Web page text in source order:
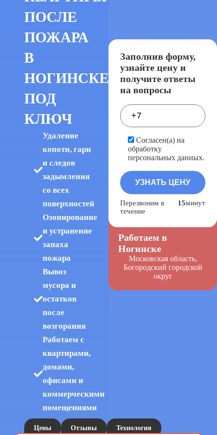
ПОСЛЕ
ПОЖАРА
В
НОГИНСКЕ
ПОД
КЛЮЧ
Удаление
копоти, гари
и следов
задымления
со всех
поверхностей
Озонирование
и устранение
запаха
пожара
Вывоз
мусора и
остатков
после
возгорания
Работаем с
квартирами,
домами,
офисами и
коммерческими
помещениями
Цены Отзывы Технология
Заполнив форму,
узнайте цену и
получите ответы
на вопросы
Согласен(а) на
обработку
персональных данных.
Перезвоним в
течение
15минут
Работаем в
Ногинске
Московская область,
Богородский городской
округ